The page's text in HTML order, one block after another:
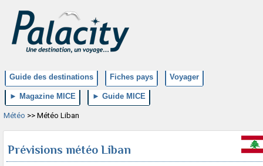
Guide des destinations Fiches pays Voyager
► Magazine MICE ► Guide MICE
Météo >> Météo Liban
Prévisions météo Liban